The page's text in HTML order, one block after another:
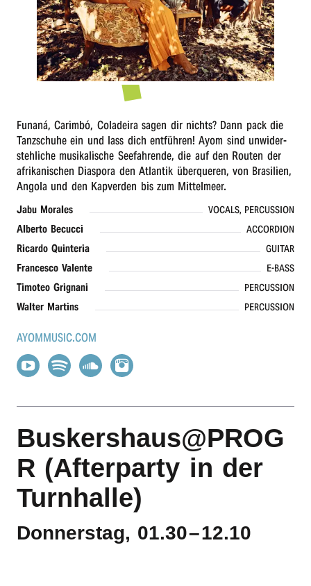
Funaná, Carim­bó, Cola­dei­ra sagen dir nichts? Dann pack die
Tanz­schu­he ein und lass dich entfüh­ren! Ayom sind unwi­der­
steh­li­che musi­ka­li­sche Seefah­ren­de, die auf den Routen der
afri­ka­ni­schen Diaspo­ra den Atlan­tik über­que­ren, von Brasi­li­en,
Ango­la und den Kapver­den bis zum Mittelmeer.
Jabu Mora­les VOCALS, PERCUSSION
Alber­to Becucci ACCORDION
Ricar­do Quinteria GUITAR
Fran­ces­co Valente E-BASS
Timo­teo Grignani PERCUSSION
Walter Martins PERCUSSION
AYOMMUSIC.COM
Buskershaus@PROG
R (Afterparty in der
Turnhalle)
Donnerstag, 01.30–12.10